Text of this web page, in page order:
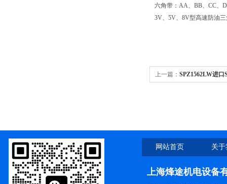
六角带：AA、BB、CC、
3V、5V、8V型高速防油
上一篇： SPZ1562LW进口
网站首页 关
上海烽途机电设备